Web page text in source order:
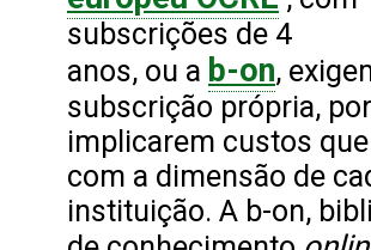
subscrições de 4
anos, ou a b-on,
subscrição própria, por
implicarem custos
com a dimensão de
instituição. A b-on,